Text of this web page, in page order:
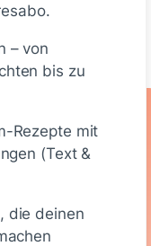
– von
bis zu
Rezepte mit
(Text &
die deinen
Schreiben
g 47 g